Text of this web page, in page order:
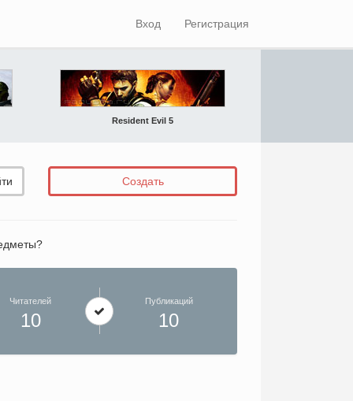
Вход Регистрация
Resident Evil 5
Создать
Читателей
10
Публикаций
10